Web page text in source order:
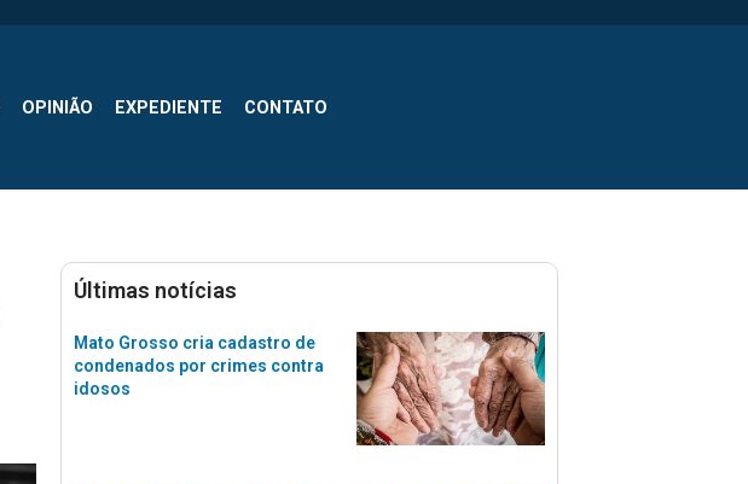
OPINIÃO EXPEDIENTE CONTATO
Últimas notícias
Mato Grosso cria cadastro de
condenados por crimes contra
idosos